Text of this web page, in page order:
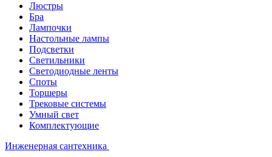
Люстры
Бра
Лампочки
Настольные лампы
Подсветки
Светильники
Светодиодные ленты
Споты
Торшеры
Трековые системы
Умный свет
Комплектующие
Инженерная сантехника